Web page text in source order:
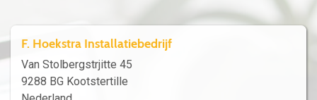
F. Hoekstra Installatiebedrijf
Van Stolbergstrjitte 45
9288 BG Kootstertille